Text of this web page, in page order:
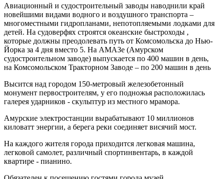
Авиационный и судостроительный заводы наводнили край
новейшими видами водного и воздушного транспорта –
многоместными гидропланами, непотопляемыми лодками для
детей. На судоверфях строятся океанские быстроходы ,
которые должны преодолевать путь от Комсомольска до Нью-
Йорка за 4 дня вместо 5. На АМАЗе (Амурском
судостроительном заводе) выпускается по 400 машин в день,
на Комсомольском Тракторном Заводе – по 200 машин в день
Высится над городом 150-метровый железобетонный
монумент первостроителям, у его подножья расположилась
галерея ударников - скульптур из местного мрамора.
Амурские электростанции вырабатывают 10 миллионов
киловатт энергии, а берега реки соединяет висячий мост.
На каждого жителя города приходится легковая машина,
легковой самолет, различный спортинвентарь, в каждой
квартире - пианино.